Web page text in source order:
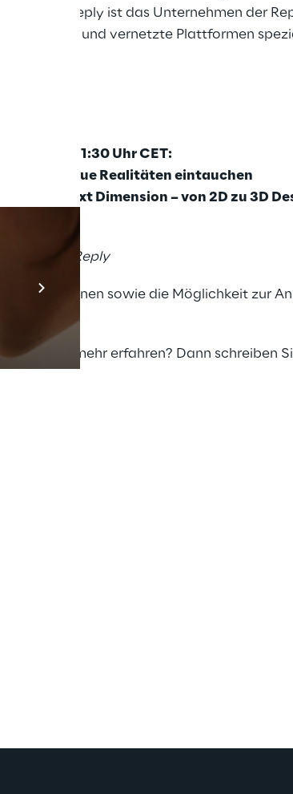
Mehr
Open Reply ist das Unternehmen der
Lösungen und vernetzte Plattformen
Uhr - 21:30 Uhr CET:
UX in neue Realitäten eintauchen
the next Dimension – von 2D zu 3D
Open Reply
Informationen sowie die Möglichkeit zur
möchten mehr erfahren? Dann schreiben